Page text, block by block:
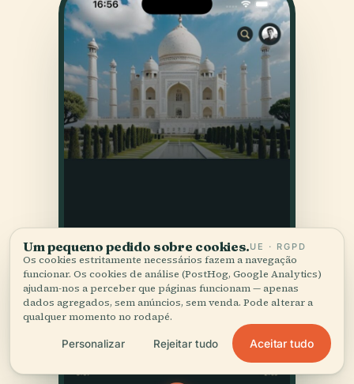
Um pequeno pedido sobre cookies.UE · RGPD
Os cookies estritamente necessários fazem a navegação
funcionar. Os cookies de análise (PostHog, Google Analytics)
ajudam-nos a perceber que páginas funcionam — apenas
dados agregados, sem anúncios, sem venda. Pode alterar a
qualquer momento no rodapé.
Personalizar Rejeitar tudo Aceitar tudo